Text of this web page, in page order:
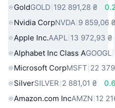
GoldGOLD 192 891,28 ₴
Nvidia CorpNVDA 9 859,06 ₴
Apple Inc.AAPL 13 972,93 ₴
Alphabet Inc Class AGOOGL
Microsoft CorpMSFT 22
SilverSILVER 2 881,01 ₴
Amazon.com IncAMZN 12